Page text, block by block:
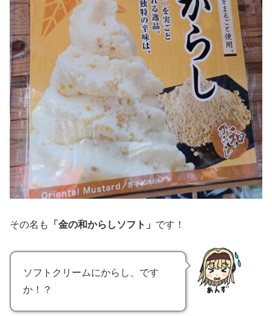
その名も 「金の和からしソフト」 です！
ソフトクリームにからし、です
か！？